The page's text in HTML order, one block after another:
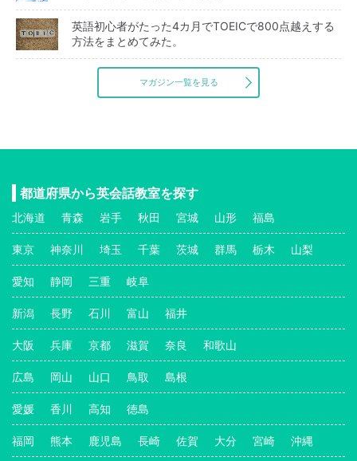
英語初心者がたった4カ月でTOEICで800点越えする
方法をまとめてみた。
マガジン一覧を見る
都道府県から英会話教室を探す
北海道 青森 岩手 秋田 宮城 山形 福島
東京 神奈川 埼玉 千葉 茨城 群馬 栃木 山梨
愛知 静岡 三重 岐阜
新潟 長野 石川 富山 福井
大阪 兵庫 京都 滋賀 奈良 和歌山
広島 岡山 山口 鳥取 島根
愛媛 香川 高知 徳島
福岡 熊本 鹿児島 長崎 佐賀 大分 宮崎 沖縄